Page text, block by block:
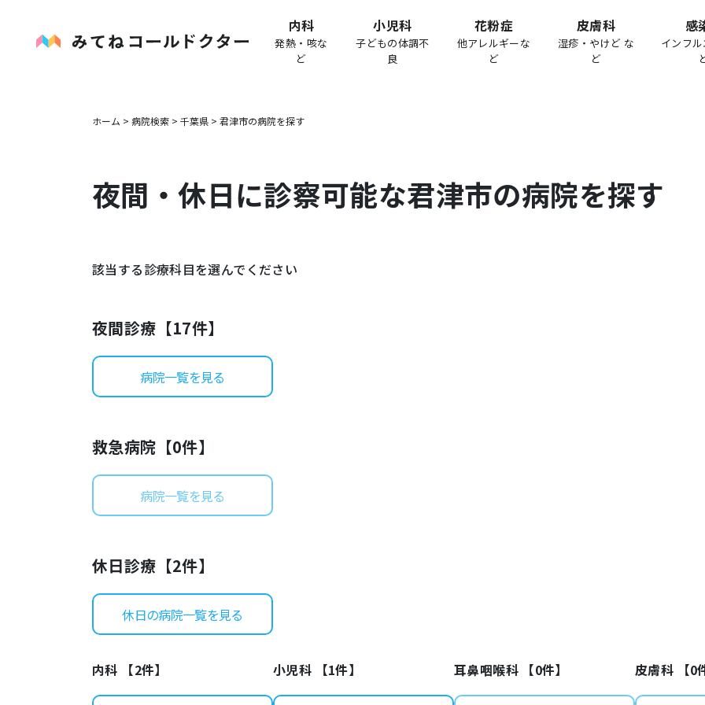
内科
発熱・咳な
ど
小児科
子どもの体調不
良
花粉症
他アレルギーな
ど
皮膚科
湿疹・やけど な
ど
感
インフ
ホーム > 病院検索 > 千葉県 > 君津市の病院を探す
夜間・休日に診察可能な君津市の病院を探す
該当する診療科目を選んでください
夜間診療【17件】
病院一覧を見る
救急病院【0件】
病院一覧を見る
休日診療【2件】
休日の病院一覧を見る
内科 【2件】 小児科 【1件】 耳鼻咽喉科 【0件】 皮膚科 【0